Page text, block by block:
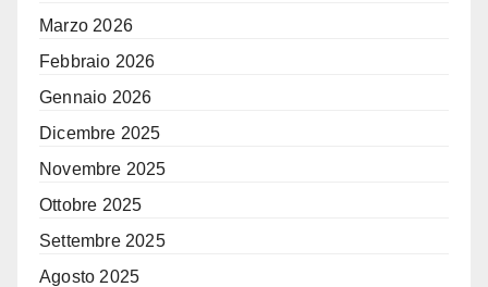
Marzo 2026
Febbraio 2026
Gennaio 2026
Dicembre 2025
Novembre 2025
Ottobre 2025
Settembre 2025
Agosto 2025